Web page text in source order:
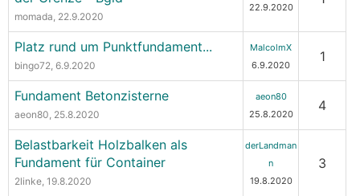
momada, 22.9.2020
22.9.2020
Platz rund um Punktfundament...
bingo72, 6.9.2020
MalcolmX
6.9.2020
1
Fundament Betonzisterne
aeon80, 25.8.2020
aeon80
25.8.2020
4
Belastbarkeit Holzbalken als
Fundament für Container
2linke, 19.8.2020
derLandman
n
19.8.2020
3